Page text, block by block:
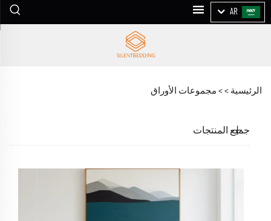
AR
الرئيسية > > مجموعات الأوراق
جميع المنتجات